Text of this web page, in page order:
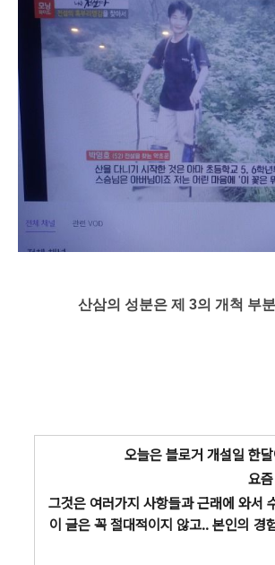
산삼의 성분은 제 3의 개척 부
오늘은 블로거 개설일 한
요
그것은 여러가지 사항들과 근래에 와서
이 글은 꼭 절대적이지 않고.. 본인의 경